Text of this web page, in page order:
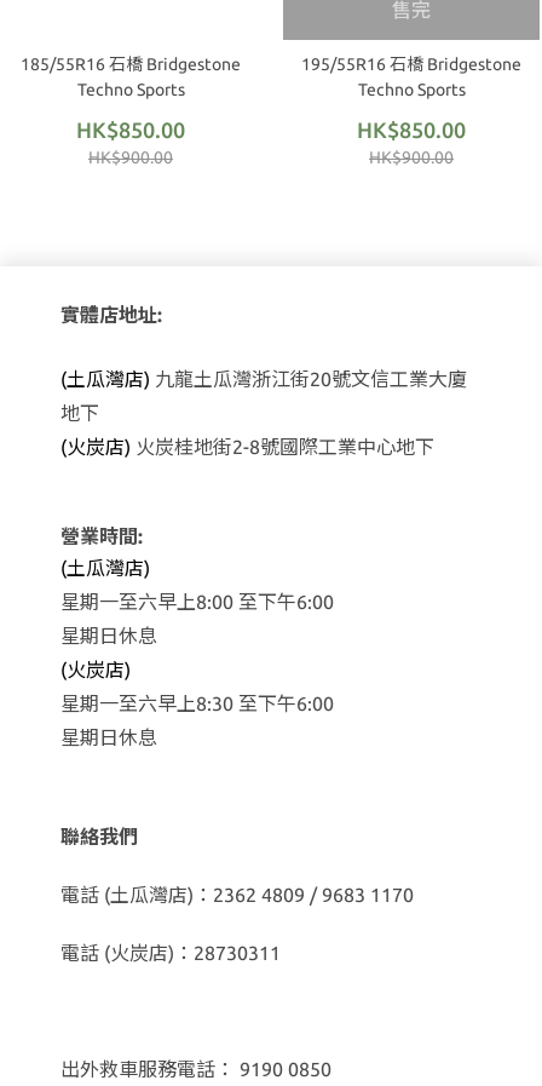
185/55R16 石橋 Bridgestone
Techno Sports
HK$850.00
HK$900.00
售完
195/55R16 石橋 Bridgestone
Techno Sports
HK$850.00
HK$900.00
實體店地址:
(土瓜灣店) 九龍土瓜灣浙江街20號文信工業大廈
地下
(火炭店) 火炭桂地街2-8號國際工業中心地下
營業時間:
(土瓜灣店)
星期一至六早上8:00 至下午6:00
星期日休息
(火炭店)
星期一至六早上8:30 至下午6:00
星期日休息
聯絡我們
電話 (土瓜灣店)：2362 4809 / 9683 1170
電話 (火炭店)：28730311
出外救車服務電話： 9190 0850